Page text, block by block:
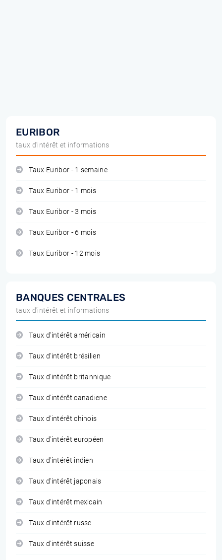
EURIBOR
taux d'intérêt et informations
Taux Euribor - 1 semaine
Taux Euribor - 1 mois
Taux Euribor - 3 mois
Taux Euribor - 6 mois
Taux Euribor - 12 mois
BANQUES CENTRALES
taux d'intérêt et informations
Taux d'intérêt américain
Taux d'intérêt brésilien
Taux d'intérêt britannique
Taux d'intérêt canadiene
Taux d'intérêt chinois
Taux d'intérêt européen
Taux d'intérêt indien
Taux d'intérêt japonais
Taux d'intérêt mexicain
Taux d'intérêt russe
Taux d'intérêt suisse